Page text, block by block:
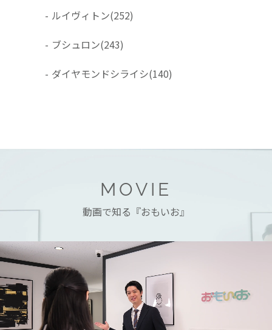
- ルイヴィトン(252)
- ブシュロン(243)
- ダイヤモンドシライシ(140)
MOVIE
動画で知る『おもいお』